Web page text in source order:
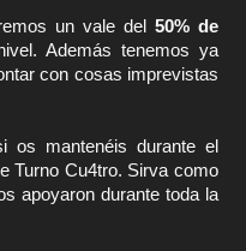
un vale del 50% de
Además tenemos ya
con cosas imprevistas
Turno Cu4tro. Sirva como
apoyaron durante toda la